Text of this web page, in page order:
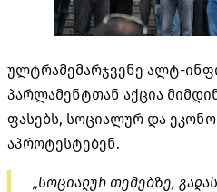
ულტრამემარჯვენე ალტ-
პარლამენტთან აქცია
ფასებს, სოციალურ და
აპროტესტებენ.
„სოციალურ თემებზე,